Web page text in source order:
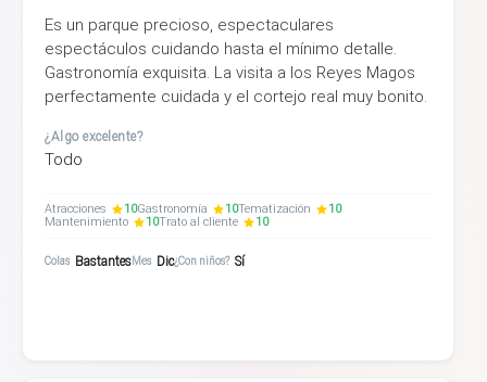
Es un parque precioso, espectaculares
espectáculos cuidando hasta el mínimo detalle.
Gastronomía exquisita. La visita a los Reyes Magos
perfectamente cuidada y el cortejo real muy bonito.
¿Algo excelente?
Todo
Atracciones 10Gastronomía 10Tematización
10
Mantenimiento
10Trato al cliente 10
Colas BastantesMes Dic¿Con niños? Sí